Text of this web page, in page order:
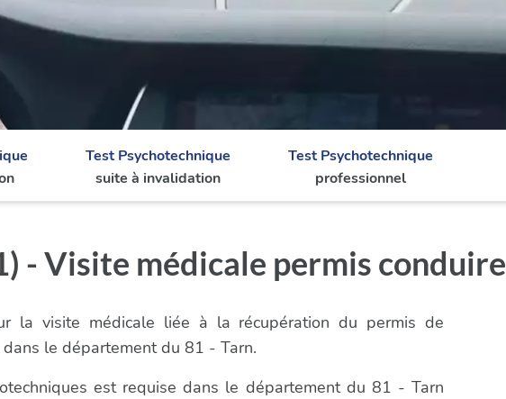
Test Psychotechnique
suite à invalidation
Test Psychotechnique
professionnel
- Visite médicale permis conduire
la visite médicale liée à la récupération du permis de
le département du 81 - Tarn.
est requise dans le département du 81 - Tarn